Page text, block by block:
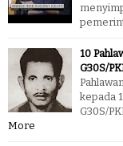
10
G30S/
kepada
G30S/
More